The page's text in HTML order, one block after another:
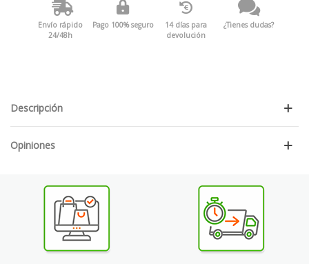
Envío rápido
24/48h
Pago 100% seguro
14 días para
devolución
¿Tienes dudas?
Descripción
Opiniones